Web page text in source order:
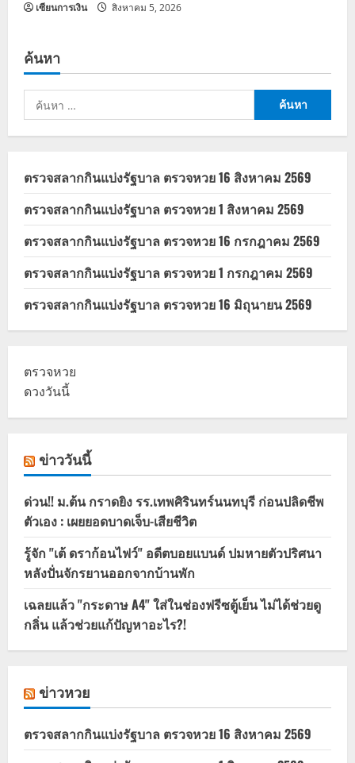
เซียนการเงิน สิงหาคม 5, 2026
ค้นหา
ค้นหา
สำหรับ:
ตรวจสลากกินแบ่งรัฐบาล ตรวจหวย 16 สิงหาคม 2569
ตรวจสลากกินแบ่งรัฐบาล ตรวจหวย 1 สิงหาคม 2569
ตรวจสลากกินแบ่งรัฐบาล ตรวจหวย 16 กรกฎาคม 2569
ตรวจสลากกินแบ่งรัฐบาล ตรวจหวย 1 กรกฎาคม 2569
ตรวจสลากกินแบ่งรัฐบาล ตรวจหวย 16 มิถุนายน 2569
ตรวจหวย
ดวงวันนี้
ข่าววันนี้
ด่วน!! ม.ต้น กราดยิง รร.เทพศิรินทร์นนทบุรี ก่อนปลิดชีพ
ตัวเอง : เผยยอดบาดเจ็บ-เสียชีวิต
รู้จัก "เต้ ดราก้อนไฟว์" อดีตบอยแบนด์ ปมหายตัวปริศนา
หลังปั่นจักรยานออกจากบ้านพัก
เฉลยแล้ว "กระดาษ A4" ใส่ในช่องฟรีซตู้เย็น ไม่ได้ช่วยดู
กลิ่น แล้วช่วยแก้ปัญหาอะไร?!
ข่าวหวย
ตรวจสลากกินแบ่งรัฐบาล ตรวจหวย 16 สิงหาคม 2569